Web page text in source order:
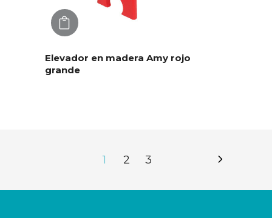
Elevador en madera Amy rojo
grande
1 2 3